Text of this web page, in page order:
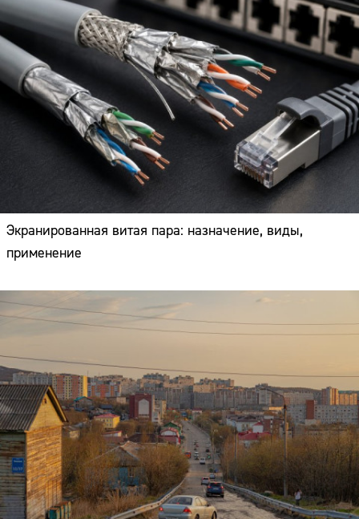
Экранированная витая пара: назначение, виды,
применение